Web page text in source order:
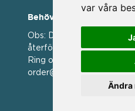
var våra
Ändra
Behöver du hjälp att
Obs: Detta är en webshop
återförsäljare.
Ring oss på 036 369070
order@magasin.nu